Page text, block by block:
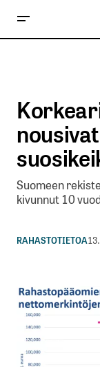
Suomeen
kivunnut 10
RAHASTOTIETOA